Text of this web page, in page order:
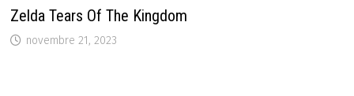
Zelda Tears Of The Kingdom
novembre 21, 2023